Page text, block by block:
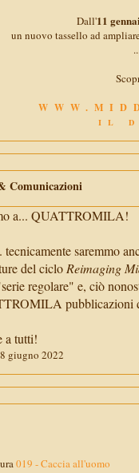
Dall'11
un nuovo tassello ad
IL
Comunicazioni
a... QUATTROMILA!
tecnicamente saremmo
del cicloReimaging
regolare" e, ciò
pubblicazioni
a tutti!
giugno 2022
019 - Caccia all'uomo